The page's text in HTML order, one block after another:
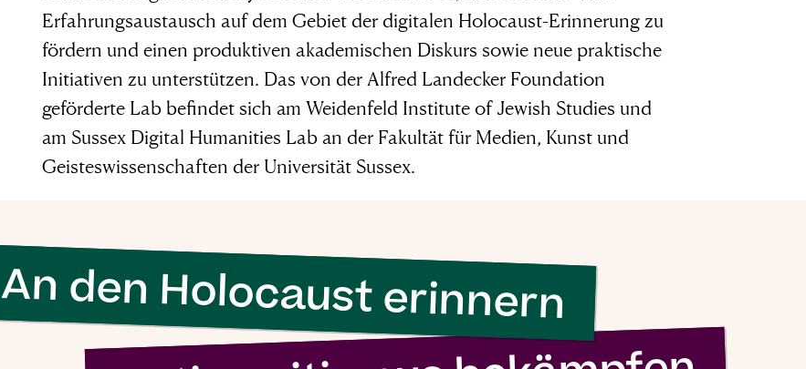
Erfahrungsaustausch auf dem Gebiet der digitalen Holocaust-Erinnerung zu
fördern und einen produktiven akademischen Diskurs sowie neue praktische
Initiativen zu unterstützen. Das von der Alfred Landecker Foundation
geförderte Lab befindet sich am Weidenfeld Institute of Jewish Studies und
am Sussex Digital Humanities Lab an der Fakultät für Medien, Kunst und
Geisteswissenschaften der Universität Sussex.
An den Holocaust erinnern